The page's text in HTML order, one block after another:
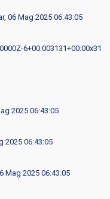
06 Mag 2025 06:43:05
6+00:003131+00:00x31
2025 06:43:05
2025 06:43:05
Mag 2025 06:43:05